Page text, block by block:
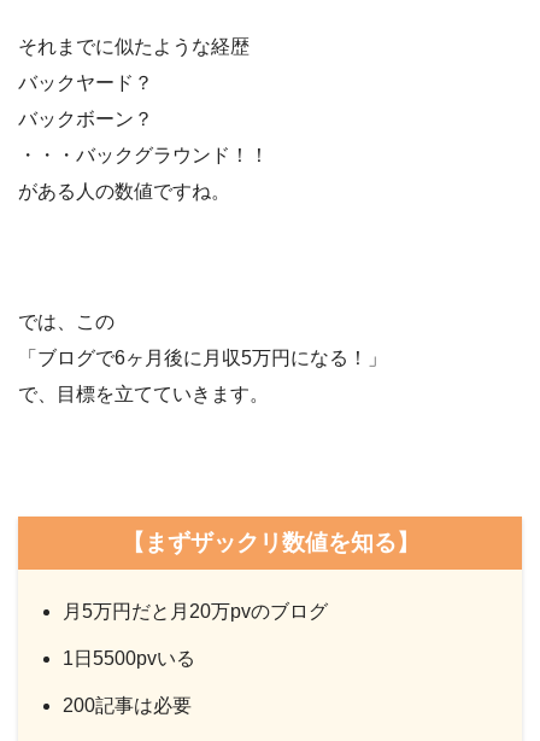
それまでに似たような経歴
バックヤード？
バックボーン？
・・・バックグラウンド！！
がある人の数値ですね。
では、この
「ブログで6ヶ月後に月収5万円になる！」
で、目標を立てていきます。
【まずザックリ数値を知る】
月5万円だと月20万pvのブログ
1日5500pvいる
200記事は必要